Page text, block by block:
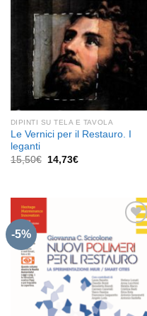
DIPINTI SU TELA E TAVOLA
Le Vernici per il Restauro. I
leganti
15,50€
Il
15,50€.
14,73€Il
-5%
Aggiungi
alla lista
dei
desideri